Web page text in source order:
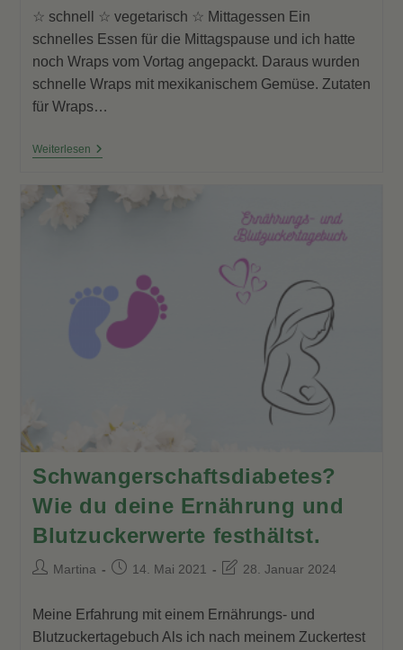
am:
☆ schnell ☆ vegetarisch ☆ Mittagessen Ein
schnelles Essen für die Mittagspause und ich hatte
noch Wraps vom Vortag angepackt. Daraus wurden
schnelle Wraps mit mexikanischem Gemüse. Zutaten
für Wraps…
WeiterlesenMittagspausen-
Mexikanischem
Gemüse
Schwangerschaftsdiabetes?
Wie du deine Ernährung und
Blutzuckerwerte festhältst.
Beitrags-
Martina
Beitrag14. Mai 2021
Beitrag
am:
28. Januar 2024
Meine Erfahrung mit einem Ernährungs- und
Blutzuckertagebuch Als ich nach meinem Zuckertest